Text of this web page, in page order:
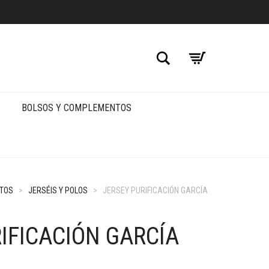
Buscar
BOLSOS Y COMPLEMENTOS
> JERSÉIS Y POLOS > JERSEY PURIFICACIÓN GARCÍA
GARCÍA